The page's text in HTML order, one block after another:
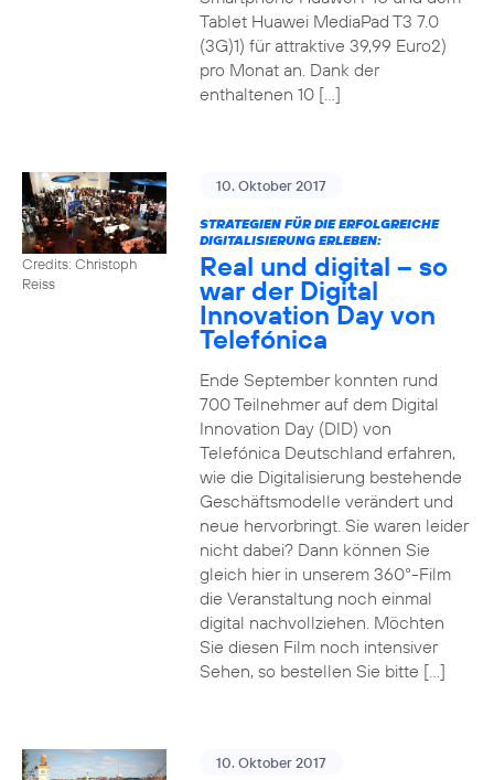
Tablet Huawei MediaPad T3 7.0
(3G)1) für attraktive 39,99 Euro2)
pro Monat an. Dank der
enthaltenen 10 […]
Credits: Christoph
Reiss
10. Oktober 2017
STRATEGIEN FÜR DIE ERFOLGREICHE
DIGITALISIERUNG ERLEBEN:
Real und digital – so
war der Digital
Innovation Day von
Telefónica
Ende September konnten rund
700 Teilnehmer auf dem Digital
Innovation Day (DID) von
Telefónica Deutschland erfahren,
wie die Digitalisierung bestehende
Geschäftsmodelle verändert und
neue hervorbringt. Sie waren leider
nicht dabei? Dann können Sie
gleich hier in unserem 360°-Film
die Veranstaltung noch einmal
digital nachvollziehen. Möchten
Sie diesen Film noch intensiver
Sehen, so bestellen Sie bitte […]
10. Oktober 2017